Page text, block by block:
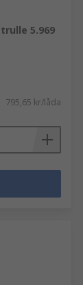
5.969
795,65 kr/låda